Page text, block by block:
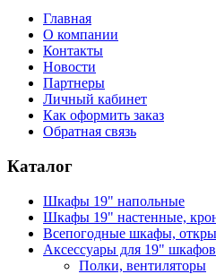
Главная
О компании
Контакты
Новости
Партнеры
Личный кабинет
Как оформить заказ
Обратная связь
Каталог
Шкафы 19" напольные
Шкафы 19" настенные,
Всепогодные шкафы,
Аксессуары для 19"
Полки, вентиляторы